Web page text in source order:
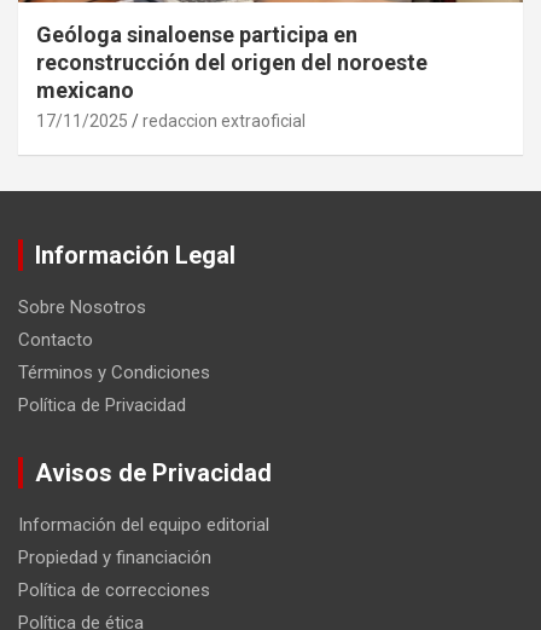
Geóloga sinaloense participa en
reconstrucción del origen del noroeste
mexicano
17/11/2025 redaccion extraoficial
Información Legal
Sobre Nosotros
Contacto
Términos y Condiciones
Política de Privacidad
Avisos de Privacidad
Información del equipo editorial
Propiedad y financiación
Política de correcciones
Política de ética